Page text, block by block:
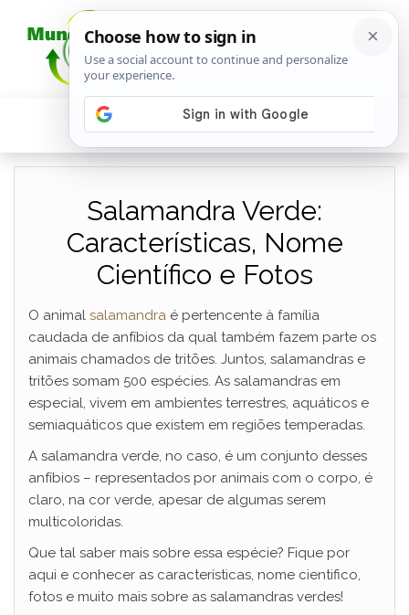
Salamandra Verde:
Características, Nome
Científico e Fotos
O animal salamandra é pertencente à família
caudada de anfíbios da qual também fazem parte os
animais chamados de tritões. Juntos, salamandras e
tritões somam 500 espécies. As salamandras em
especial, vivem em ambientes terrestres, aquáticos e
semiaquáticos que existem em regiões temperadas.
A salamandra verde, no caso, é um conjunto desses
anfíbios – representados por animais com o corpo, é
claro, na cor verde, apesar de algumas serem
multicoloridas.
Que tal saber mais sobre essa espécie? Fique por
aqui e conhecer as características, nome cientifico,
fotos e muito mais sobre as salamandras verdes!